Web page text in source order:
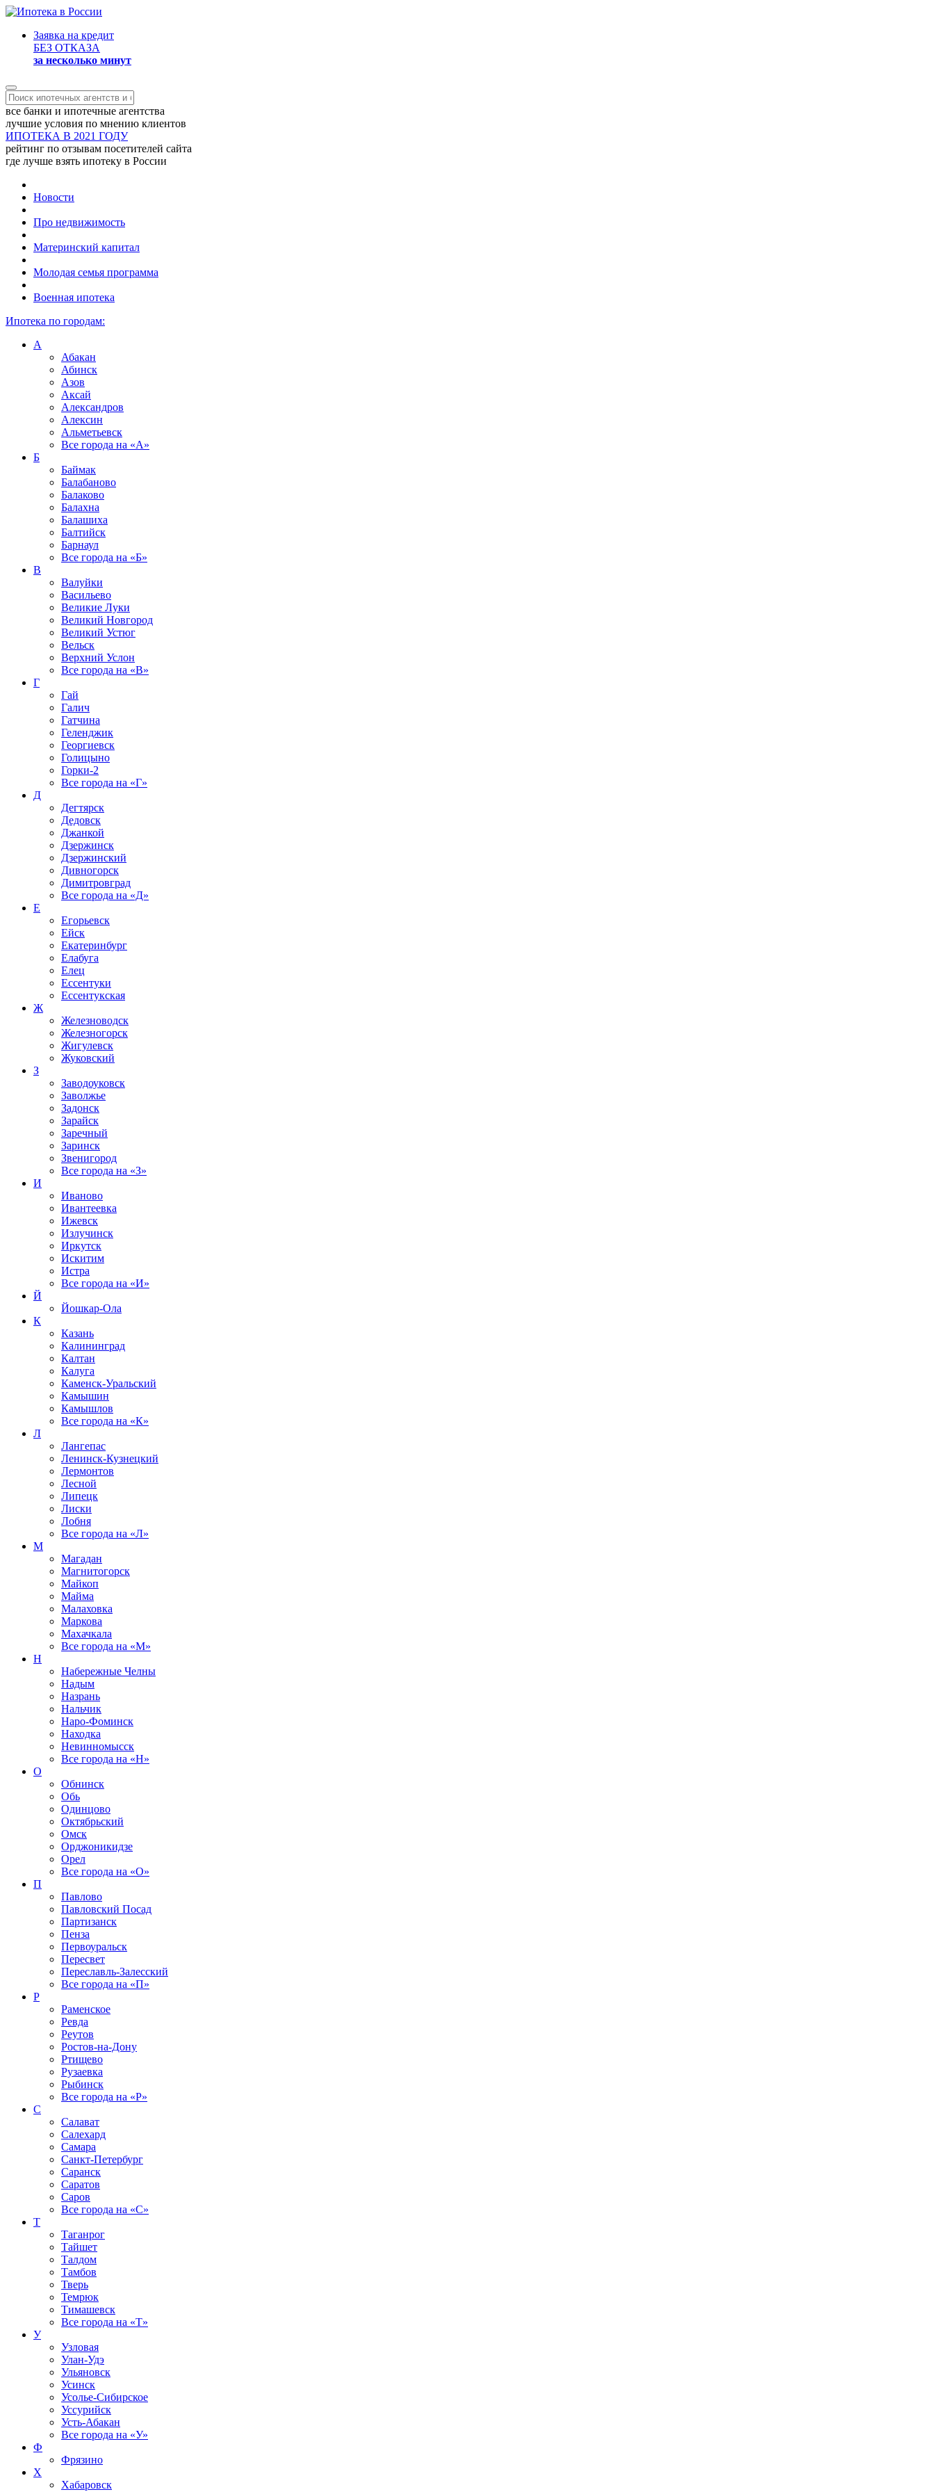
Заявка на кредит
БЕЗ ОТКАЗА
за несколько минут
все банки и ипотечные агентства
лучшие условия по мнению клиентов
ИПОТЕКА В 2021 ГОДУ
рейтинг по отзывам посетителей сайта
где лучше взять ипотеку в России
Новости
Про недвижимость
Материнский капитал
Молодая семья программа
Военная ипотека
Ипотека по городам:
А
Абакан
Абинск
Азов
Аксай
Александров
Алексин
Альметьевск
Все города на «А»
Б
Баймак
Балабаново
Балаково
Балахна
Балашиха
Балтийск
Барнаул
Все города на «Б»
В
Валуйки
Васильево
Великие Луки
Великий Новгород
Великий Устюг
Вельск
Верхний Услон
Все города на «В»
Г
Гай
Галич
Гатчина
Геленджик
Георгиевск
Голицыно
Горки-2
Все города на «Г»
Д
Дегтярск
Дедовск
Джанкой
Дзержинск
Дзержинский
Дивногорск
Димитровград
Все города на «Д»
Е
Егорьевск
Ейск
Екатеринбург
Елабуга
Елец
Ессентуки
Ессентукская
Ж
Железноводск
Железногорск
Жигулевск
Жуковский
З
Заводоуковск
Заволжье
Задонск
Зарайск
Заречный
Заринск
Звенигород
Все города на «З»
И
Иваново
Ивантеевка
Ижевск
Излучинск
Иркутск
Искитим
Истра
Все города на «И»
Й
Йошкар-Ола
К
Казань
Калининград
Калтан
Калуга
Каменск-Уральский
Камышин
Камышлов
Все города на «К»
Л
Лангепас
Ленинск-Кузнецкий
Лермонтов
Лесной
Липецк
Лиски
Лобня
Все города на «Л»
М
Магадан
Магнитогорск
Майкоп
Майма
Малаховка
Маркова
Махачкала
Все города на «М»
Н
Набережные Челны
Надым
Назрань
Нальчик
Наро-Фоминск
Находка
Невинномысск
Все города на «Н»
О
Обнинск
Обь
Одинцово
Октябрьский
Омск
Орджоникидзе
Орел
Все города на «О»
П
Павлово
Павловский Посад
Партизанск
Пенза
Первоуральск
Пересвет
Переславль-Залесский
Все города на «П»
Р
Раменское
Ревда
Реутов
Ростов-на-Дону
Ртищево
Рузаевка
Рыбинск
Все города на «Р»
С
Салават
Салехард
Самара
Санкт-Петербург
Саранск
Саратов
Саров
Все города на «С»
Т
Таганрог
Тайшет
Талдом
Тамбов
Тверь
Темрюк
Тимашевск
Все города на «Т»
У
Узловая
Улан-Удэ
Ульяновск
Усинск
Усолье-Сибирское
Уссурийск
Усть-Абакан
Все города на «У»
Ф
Фрязино
Х
Хабаровск